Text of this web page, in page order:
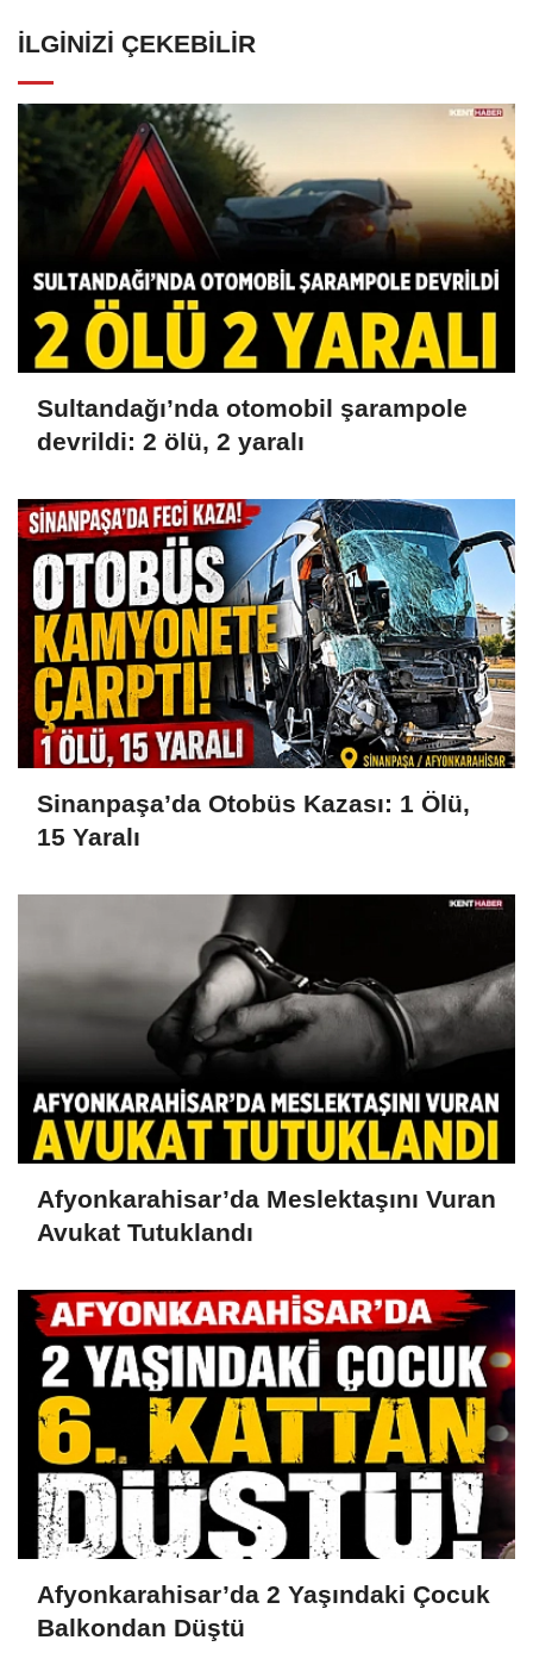
İLGINIZI ÇEKEBILIR
Sultandağı’nda otomobil şarampole
devrildi: 2 ölü, 2 yaralı
Sinanpaşa’da Otobüs Kazası: 1 Ölü,
15 Yaralı
Afyonkarahisar’da Meslektaşını Vuran
Avukat Tutuklandı
Afyonkarahisar’da 2 Yaşındaki Çocuk
Balkondan Düştü